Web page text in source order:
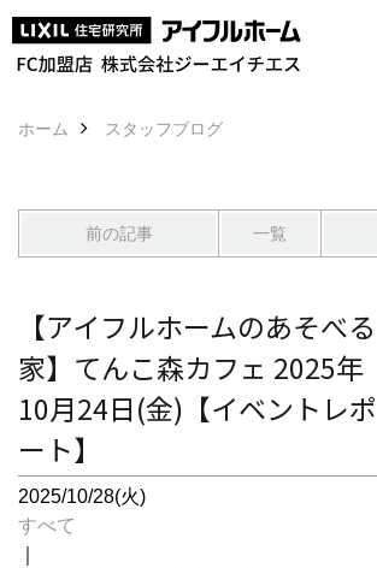
ホーム スタッフブログ
前の記事 一覧
【アイフルホームのあそべる
家】てんこ森カフェ 2025年
10月24日(金)【イベントレポ
ート】
2025/10/28(火)
すべて